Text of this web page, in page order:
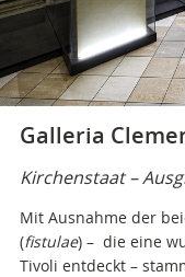
Galleria
Kirchenstaat –
Mit Ausnahme der
(fistulae) – die eine
Tivoli entdeckt –